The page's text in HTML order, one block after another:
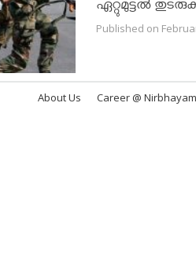
ഏറ്റുമുട്ടല്‍
Published on
About Us Career @ Nirbhayam